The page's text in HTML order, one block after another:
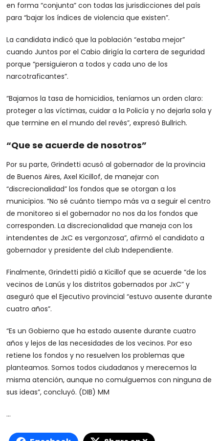
en forma “conjunta” con todas las jurisdicciones del país
para “bajar los índices de violencia que existen”.
La candidata indicó que la población “estaba mejor”
cuando Juntos por el Cabio dirigía la cartera de seguridad
porque “persiguieron a todos y cada uno de los
narcotraficantes”.
“Bajamos la tasa de homicidios, teníamos un orden claro:
proteger a las víctimas, cuidar a la Policía y no dejarla sola y
que termine en el mundo del revés”, expresó Bullrich.
“Que se acuerde de nosotros”
Por su parte, Grindetti acusó al gobernador de la provincia
de Buenos Aires, Axel Kicillof, de manejar con
“discrecionalidad” los fondos que se otorgan a los
municipios. “No sé cuánto tiempo más va a seguir el centro
de monitoreo si el gobernador no nos da los fondos que
corresponden. La discrecionalidad que maneja con los
intendentes de JxC es vergonzosa”, afirmó el candidato a
gobernador y presidente del club Independiente.
Finalmente, Grindetti pidió a Kicillof que se acuerde “de los
vecinos de Lanús y los distritos gobernados por JxC” y
aseguró que el Ejecutivo provincial “estuvo ausente durante
cuatro años”.
“Es un Gobierno que ha estado ausente durante cuatro
años y lejos de las necesidades de los vecinos. Por eso
retiene los fondos y no resuelven los problemas que
planteamos. Somos todos ciudadanos y merecemos la
misma atención, aunque no comulguemos con ninguna de
sus ideas”, concluyó. (DIB) MM
…